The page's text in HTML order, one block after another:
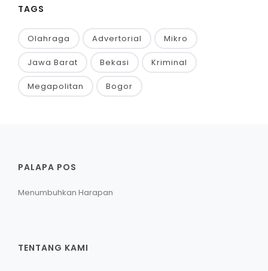
TAGS
Olahraga Advertorial Mikro
Jawa Barat Bekasi Kriminal
Megapolitan Bogor
PALAPA POS
Menumbuhkan Harapan
TENTANG KAMI